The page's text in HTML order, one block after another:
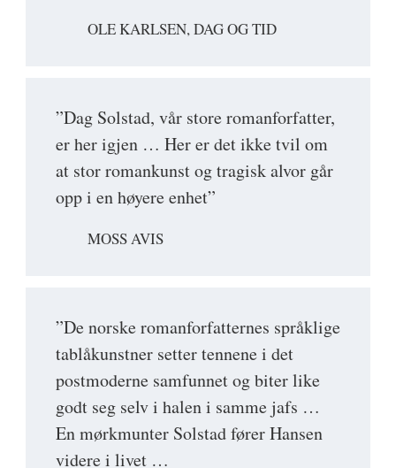
OLE KARLSEN, DAG OG TID
”Dag Solstad, vår store romanforfatter,
er her igjen … Her er det ikke tvil om
at stor romankunst og tragisk alvor går
opp i en høyere enhet”
MOSS AVIS
”De norske romanforfatternes språklige
tablåkunstner setter tennene i det
postmoderne samfunnet og biter like
godt seg selv i halen i samme jafs …
En mørkmunter Solstad fører Hansen
videre i livet …